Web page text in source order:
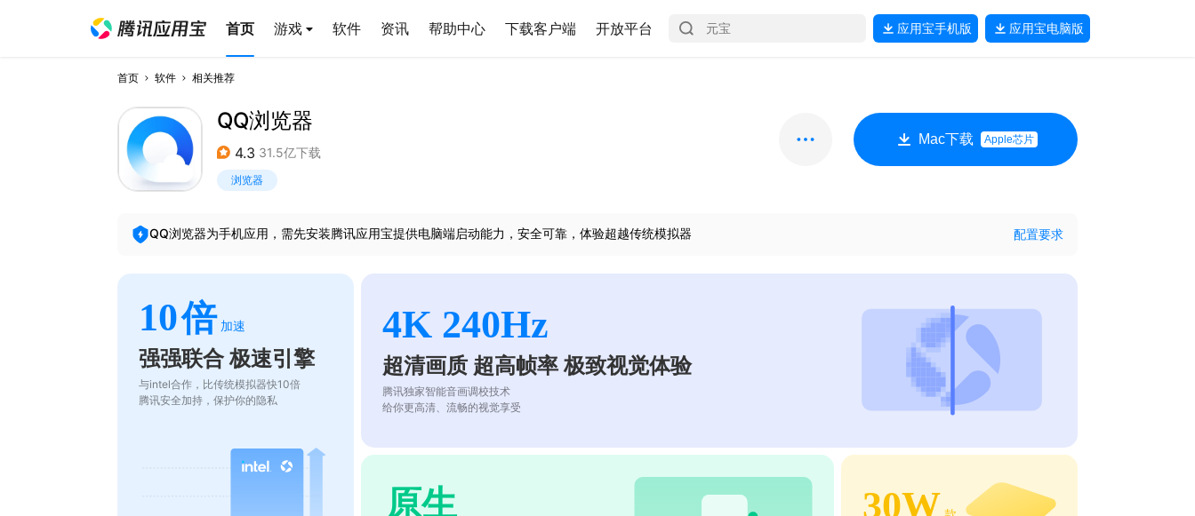
首页 游戏 软件 资讯 帮助中心 下载客户端 开放平台 应用宝手机版 应用宝电脑版
首页 软件 相关推荐
QQ浏览器
4.3 31.5亿下载
浏览器
Mac下载 Apple芯片
QQ浏览器为手机应用，需先安装腾讯应用宝提供电脑端启动能力，安全可靠，体验超越传统模拟器 配置要求
10倍 加速
强强联合 极速引擎
与intel合作，比传统模拟器快10倍
腾讯安全加持，保护你的隐私
4K 240Hz
超清画质 超高帧率 极致视觉体验
腾讯独家智能音画调校技术
给你更高清、流畅的视觉享受
原生 30W